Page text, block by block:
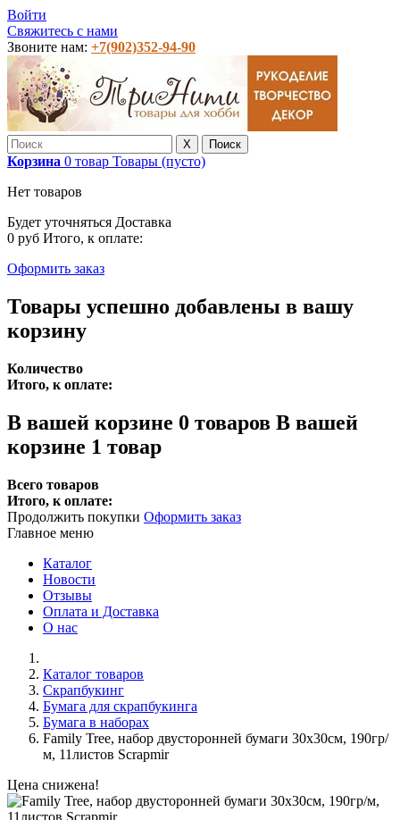
Войти
Свяжитесь с нами
Звоните нам: +7(902)352-94-90
X Поиск
Корзина 0 товар Товары (пусто)
Нет товаров
Будет уточняться Доставка
0 руб Итого, к оплате:
Оформить заказ
Товары успешно добавлены в вашу
корзину
Количество
Итого, к оплате:
В вашей корзине 0 товаров В вашей
корзине 1 товар
Всего товаров
Итого, к оплате:
Продолжить покупки Оформить заказ
Главное меню
Каталог
Новости
Отзывы
Оплата и Доставка
О нас
Каталог товаров
Скрапбукинг
Бумага для скрапбукинга
Бумага в наборах
Family Tree, набор двусторонней бумаги 30х30см, 190гр/
м, 11листов Scrapmir
Цена снижена!